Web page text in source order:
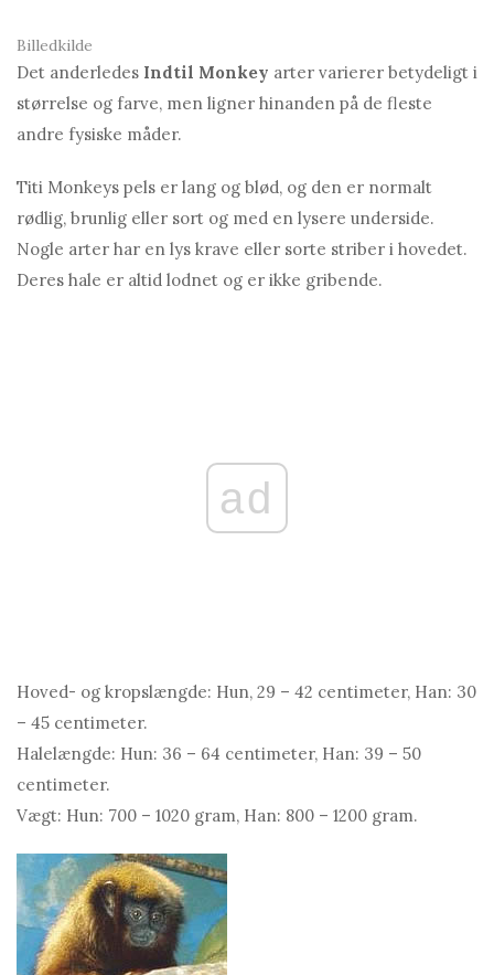
Billedkilde
Det anderledes Indtil Monkey arter varierer betydeligt i
størrelse og farve, men ligner hinanden på de fleste
andre fysiske måder.
Titi Monkeys pels er lang og blød, og den er normalt
rødlig, brunlig eller sort og med en lysere underside.
Nogle arter har en lys krave eller sorte striber i hovedet.
Deres hale er altid lodnet og er ikke gribende.
ad
Hoved- og kropslængde: Hun, 29 – 42 centimeter, Han: 30
– 45 centimeter.
Halelængde: Hun: 36 – 64 centimeter, Han: 39 – 50
centimeter.
Vægt: Hun: 700 – 1020 gram, Han: 800 – 1200 gram.